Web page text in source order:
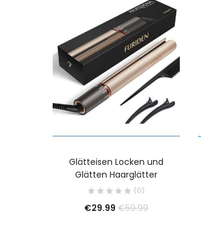
Glätteisen Locken und
Glätten Haarglätter
(0)
€29.99 €59.99